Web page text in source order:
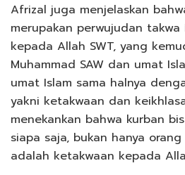
Afrizal juga menjelaskan
merupakan perwujudan takwa
kepada Allah SWT, yang
Muhammad SAW dan umat
umat Islam sama halnya
yakni ketakwaan dan
menekankan bahwa kurban
siapa saja, bukan hanya orang
adalah ketakwaan kepada